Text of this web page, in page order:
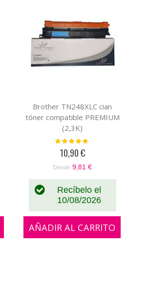
Brother TN248XLC cian
tóner compatible PREMIUM
(2,3K)
Valoración:
10,90 €
Desde 9,81 €
Recíbelo el
10/08/2026
AÑADIR AL CARRITO